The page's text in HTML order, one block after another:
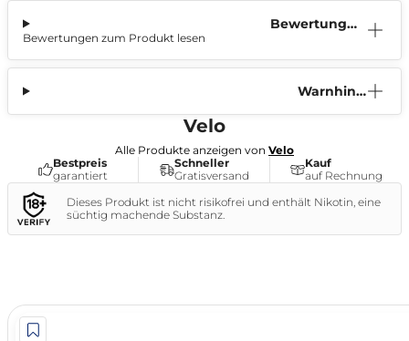
Bewertunge
Bewertungen zum Produkt lesen
Warnhinw
Velo
Alle Produkte anzeigen von Velo
Bestpreis
garantiert
Schneller
Gratisversand
Kauf
auf Rechnung
Dieses Produkt ist nicht risikofrei und enthält Nikotin, eine
süchtig machende Substanz.